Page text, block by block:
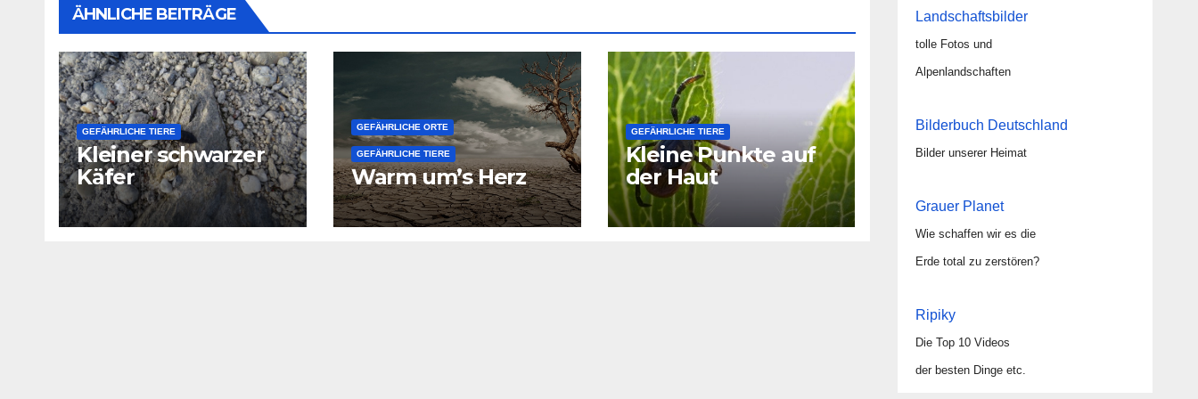
ÄHNLICHE BEITRÄGE
GEFÄHRLICHE TIERE
Kleiner schwarzer
Käfer
GEFÄHRLICHE ORTE
GEFÄHRLICHE TIERE
Warm um’s Herz
GEFÄHRLICHE TIERE
Kleine Punkte auf
der Haut
Landschaftsbilder
tolle Fotos und
Alpenlandschaften
Bilderbuch Deutschland
Bilder unserer Heimat
Grauer Planet
Wie schaffen wir es die
Erde total zu zerstören?
Ripiky
Die Top 10 Videos
der besten Dinge etc.